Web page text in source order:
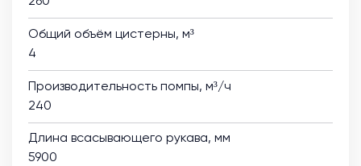
Общий объём цистерны, м³
4
Производительность помпы, м³/ч
240
Длина всасывающего рукава, мм
5900